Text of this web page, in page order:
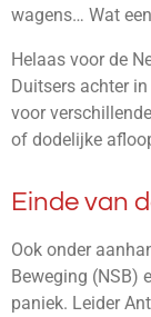
wagens… Wat
Helaas voor de
Duitsers achter
voor
of dodelijke
Einde van
Ook onder
Beweging (NSB)
paniek. Leider